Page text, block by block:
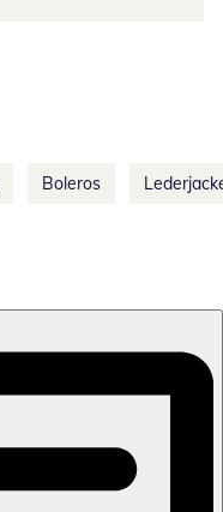
Boleros